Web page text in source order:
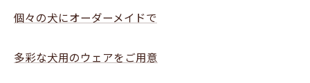
個々の犬にオーダーメイドで
多彩な犬用のウェアをご用意